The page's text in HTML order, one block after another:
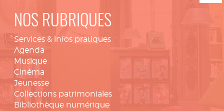
NOS RUBRIQUES
Services & infos pratiques
Agenda
Musique
Cinéma
Jeunesse
Collections patrimoniales
Bibliothèque numérique